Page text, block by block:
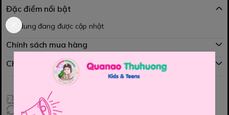
Đặc điểm nổi bật
Nội dung đang được cập nhật
Chính sách mua hàng
Chính sách đổi hàng
Giao hàng toàn quốc
Đổi hàng 3 ngày (HCM), 7 ngày (Tỉnh)